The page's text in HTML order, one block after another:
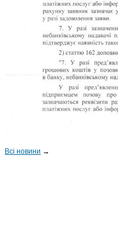
Всі новини →